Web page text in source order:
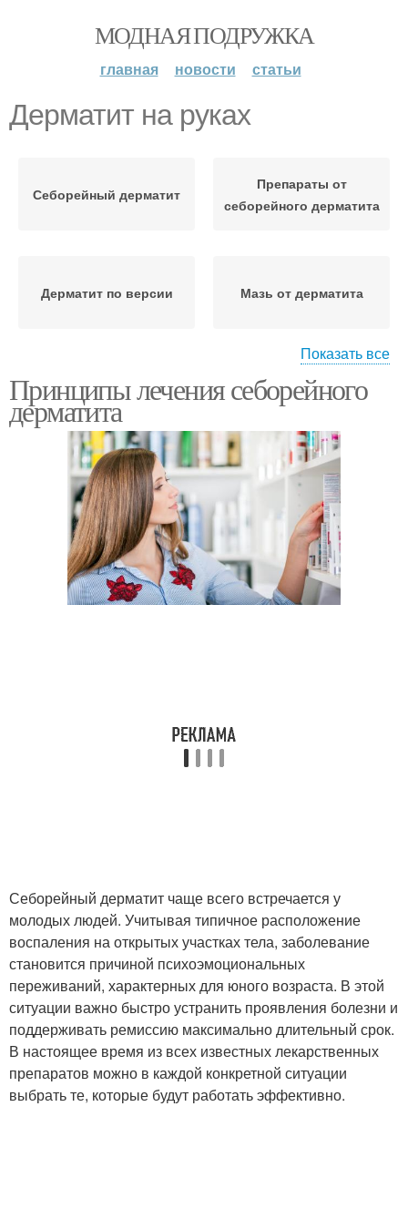
МОДНАЯ ПОДРУЖКА
главная новости статьи
Дерматит на руках
Себорейный дерматит
Препараты от
себорейного дерматита
Дерматит по версии Мазь от дерматита
Экземы на руках
Показать все
Принципы лечения себорейного
дерматита
Себорейный дерматит чаще всего встречается у
молодых людей. Учитывая типичное расположение
воспаления на открытых участках тела, заболевание
становится причиной психоэмоциональных
переживаний, характерных для юного возраста. В этой
ситуации важно быстро устранить проявления болезни и
поддерживать ремиссию максимально длительный срок.
В настоящее время из всех известных лекарственных
препаратов можно в каждой конкретной ситуации
выбрать те, которые будут работать эффективно.